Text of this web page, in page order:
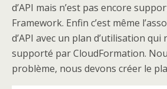
d’API mais n’est pas encore
Framework. Enfin c’est même
d’API avec un plan d’utilisation qui
supporté par CloudFormation.
problème, nous devons créer le